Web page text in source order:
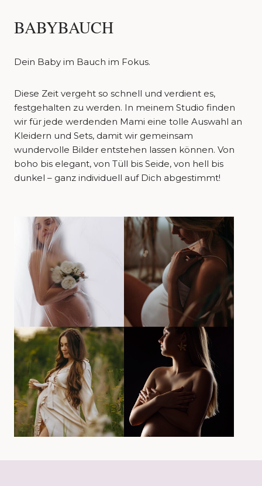
BABYBAUCH
Dein Baby im Bauch im Fokus.
Diese Zeit vergeht so schnell und verdient es,
festgehalten zu werden. In meinem Studio finden
wir für jede werdenden Mami eine tolle Auswahl an
Kleidern und Sets, damit wir gemeinsam
wundervolle Bilder entstehen lassen können. Von
boho bis elegant, von Tüll bis Seide, von hell bis
dunkel – ganz individuell auf Dich abgestimmt!